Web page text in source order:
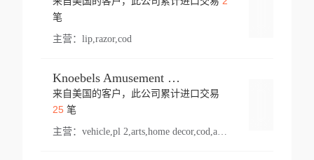
笔
主营： lip,razor,cod
Knoebels Amusement Resort
来自美国的客户，此公司累计进口交易
25笔
主营： vehicle,pl 2,arts,home decor,cod,amusement ride,sea